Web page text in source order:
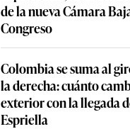
de la nueva Cámara
Congreso
Colombia se suma al
la derecha: cuánto
exterior con la llegada
Espriella